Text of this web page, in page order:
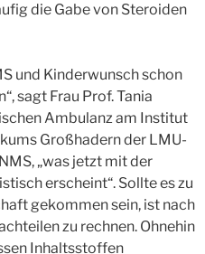
die Gabe von Steroiden
und Kinderwunsch schon
sagt Frau Prof. Tania
Ambulanz am Institut
Großhadern der LMU-
„was jetzt mit der
erscheint“. Sollte es zu
gekommen sein, ist nach
zu rechnen. Ohnehin
Inhaltsstoffen